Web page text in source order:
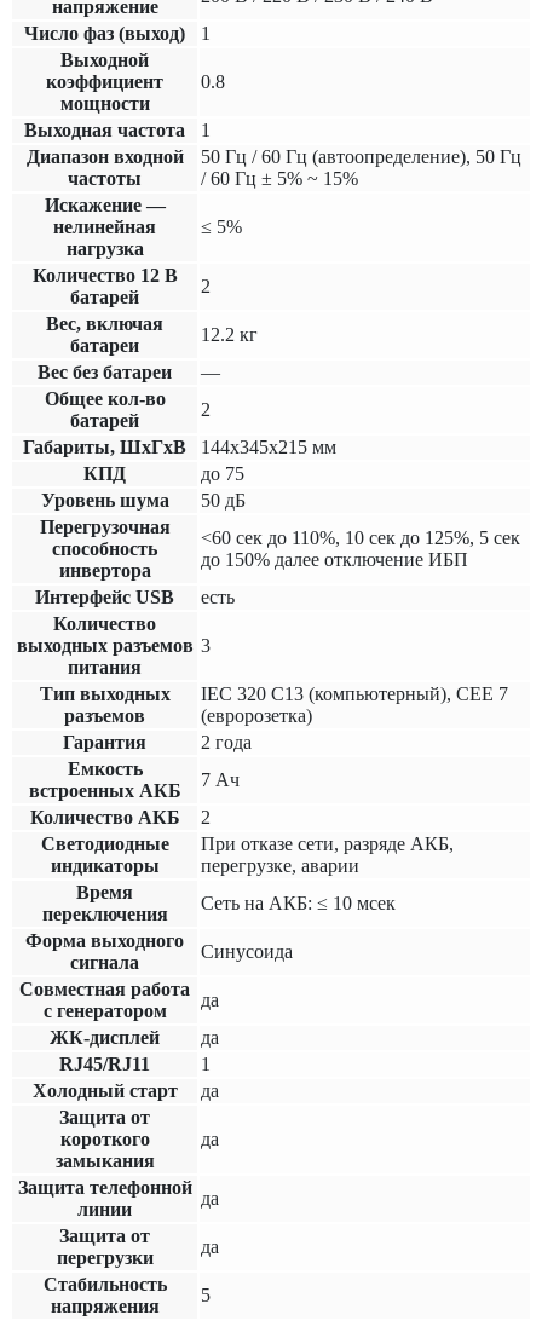
напряжение
Число фаз (выход)
1
Выходной
коэффициент
мощности
0.8
Выходная частота
1
Диапазон входной
частоты
50 Гц / 60 Гц (автоопределение), 50 Гц
/ 60 Гц ± 5% ~ 15%
Искажение —
нелинейная
нагрузка
≤ 5%
Количество 12 В
батарей
2
Вес, включая
батареи
12.2 кг
Вес без батареи
—
Общее кол-во
батарей
2
Габариты, ШхГхВ
144х345х215 мм
КПД
до 75
Уровень шума
50 дБ
Перегрузочная
способность
инвертора
<60 сек до 110%, 10 сек до 125%, 5 сек
до 150% далее отключение ИБП
Интерфейс USB
есть
Количество
выходных разъемов
питания
3
Тип выходных
разъемов
IEC 320 C13 (компьютерный), CEE 7
(евророзетка)
Гарантия
2 года
Емкость
встроенных АКБ
7 Ач
Количество АКБ
2
Светодиодные
индикаторы
При отказе сети, разряде АКБ,
перегрузке, аварии
Время
переключения
Сеть на АКБ: ≤ 10 мсек
Форма выходного
сигнала
Синусоида
Совместная работа
с генератором
да
ЖК-дисплей
да
RJ45/RJ11
1
Холодный старт
да
Защита от
короткого
замыкания
да
Защита телефонной
линии
да
Защита от
перегрузки
да
Стабильность
напряжения
5